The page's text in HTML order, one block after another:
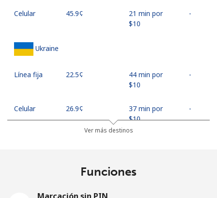
Celular ⁦45.9¢⁩
21 min por
⁦$10⁩
-
Ukraine
Línea fija ⁦22.5¢⁩
44 min por
⁦$10⁩
-
Celular ⁦26.9¢⁩
37 min por
⁦$10⁩
-
⁦23.5¢⁩
42 min por
Ver más destinos
Funciones